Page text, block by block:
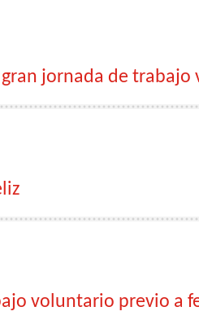
jornada de
voluntario previo a